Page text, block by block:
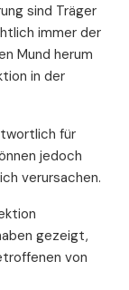
sind Träger
immer der
Mund herum
in der
für
jedoch
verursachen.
gezeigt,
von